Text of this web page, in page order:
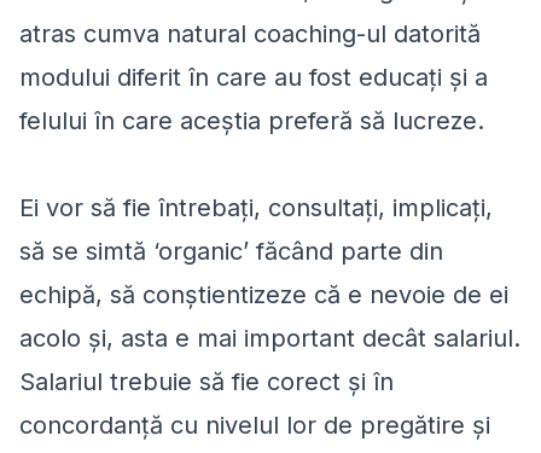
atras cumva natural coaching-ul datorită
modului diferit în care au fost educați și a
felului în care aceștia preferă să lucreze.
Ei vor să fie întrebați, consultați, implicați,
să se simtă ‘organic’ făcând parte din
echipă, să conștientizeze că e nevoie de ei
acolo și, asta e mai important decât salariul.
Salariul trebuie să fie corect și în
concordanță cu nivelul lor de pregătire și